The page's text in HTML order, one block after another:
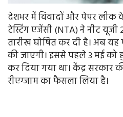
देशभर में विवादों और पेपर
टेस्टिंग एजेंसी (NTA) ने नीट यूजी
तारीख घोषित कर दी है। अब यह
की जाएगी। इससे पहले 3 मई को
कर दिया गया था। केंद्र सरकार
रीएग्जाम का फैसला लिया है।